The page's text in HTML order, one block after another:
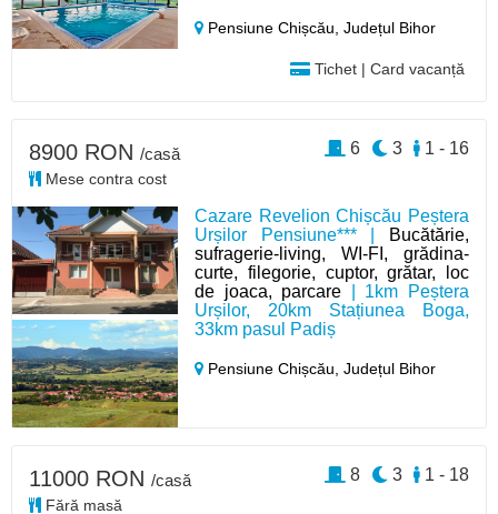
Pensiune Chișcău,Județul Bihor
Tichet | Card vacanță
Cazare Revelion Chișcău Peștera
Urșilor Pensiune*** |
Bucătărie,
sufragerie-living, WI-FI, grădina-
curte, filegorie, cuptor, grătar, loc
de joaca, parcare | 1km Peștera
Urșilor, 20km Stațiunea Boga,
33km pasul Padiș
Pensiune Chișcău,Județul Bihor
8900 RON /casă
Mese contra cost
1 - 16
3
6
11000 RON /casă
Fără masă
1 - 18
3
8